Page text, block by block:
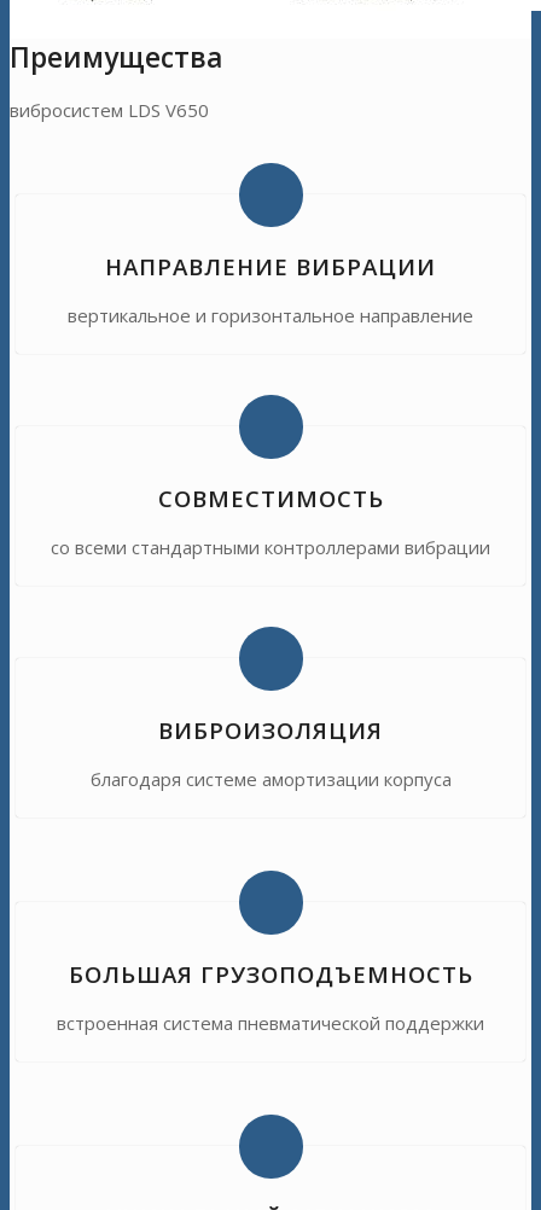
Преимущества
вибросистем LDS V650
НАПРАВЛЕНИЕ ВИБРАЦИИ
вертикальное и горизонтальное направление
СОВМЕСТИМОСТЬ
со всеми стандартными контроллерами вибрации
ВИБРОИЗОЛЯЦИЯ
благодаря системе амортизации корпуса
БОЛЬШАЯ ГРУЗОПОДЪЕМНОСТЬ
встроенная система пневматической поддержки